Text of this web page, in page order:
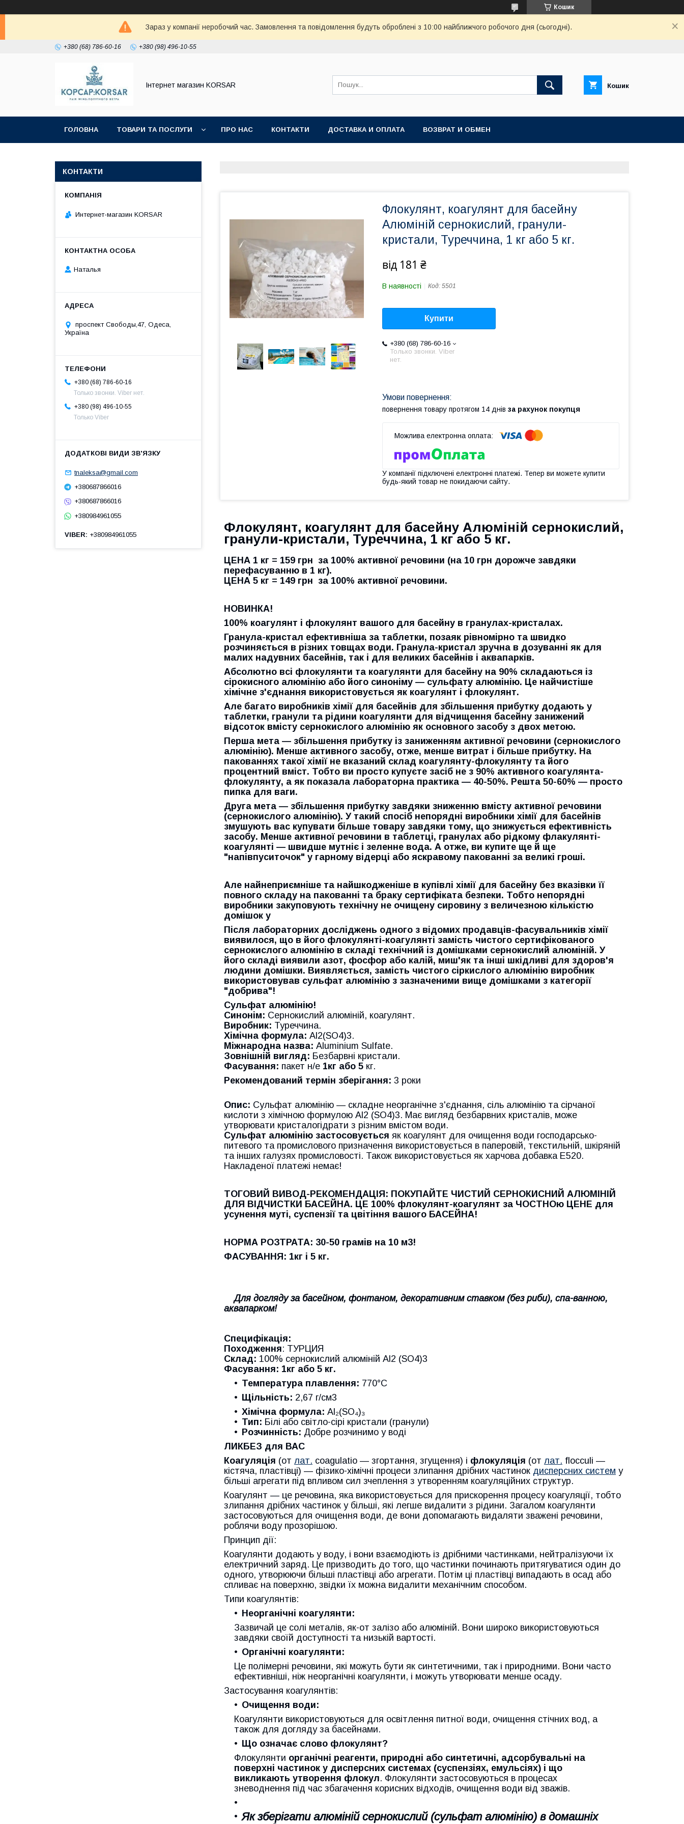
Кошик
Зараз у компанії неробочий час. Замовлення та повідомлення будуть оброблені з 10:00 найближчого робочого дня (сьогодні).
+380 (68) 786-60-16 +380 (98) 496-10-55
Iнтернет магазин KORSAR Кошик
ГОЛОВНА ТОВАРИ ТА ПОСЛУГИ ПРО НАС КОНТАКТИ ДОСТАВКА И ОПЛАТА ВОЗВРАТ И ОБМЕН
Флокулянт, коагулянт для басейну
Алюміній сернокислий, гранули-
кристали, Туреччина, 1 кг або 5 кг.
від 181 ₴
В наявності Код: 5501
Купити
+380 (68) 786-60-16
Только звонки. Viber
нет.
повернення товару протягом 14 днів за рахунок покупця
У компанії підключені електронні платежі. Тепер ви можете купити
будь-який товар не покидаючи сайту.
Флокулянт, коагулянт для басейну Алюміній сернокислий,
гранули-кристали, Туреччина, 1 кг або 5 кг.
ЦЕНА 1 кг = 159 грн за 100% активної речовини (на 10 грн дорожче завдяки
перефасуванню в 1 кг).
ЦЕНА 5 кг = 149 грн за 100% активної речовини.
НОВИНКА!
100% коагулянт і флокулянт вашого для басейну в гранулах-кристалах.
Гранула-кристал ефективніша за таблетки, позаяк рівномірно та швидко
розчиняється в різних товщах води. Гранула-кристал зручна в дозуванні як для
малих надувних басейнів, так і для великих басейнів і аквапарків.
Абсолютно всі флокулянти та коагулянти для басейну на 90% складаються із
сірокисного алюмінію або його синоніму — сульфату алюмінію. Це найчистіше
хімічне з'єднання використовується як коагулянт і флокулянт.
Але багато виробників хімії для басейнів для збільшення прибутку додають у
таблетки, гранули та рідини коагулянти для відчищення басейну занижений
відсоток вмісту сернокислого алюмінію як основного засобу з двох метою.
Перша мета — збільшення прибутку із заниженням активної речовини (сернокислого
алюмінію). Менше активного засобу, отже, менше витрат і більше прибутку. На
пакованнях такої хімії не вказаний склад коагулянту-флокулянту та його
процентний вміст. Тобто ви просто купуєте засіб не з 90% активного коагулянта-
флокулянту, а як показала лабораторна практика — 40-50%. Решта 50-60% — просто
пипка для ваги.
Друга мета — збільшення прибутку завдяки зниженню вмісту активної речовини
(сернокислого алюмінію). У такий спосіб непорядні виробники хімії для басейнів
змушують вас купувати більше товару завдяки тому, що знижується ефективність
засобу. Менше активної речовини в таблетці, гранулах або рідкому флакулянті-
коагулянті — швидше мутніє і зеленне вода. А отже, ви купите ще й ще
"напівпуситочок" у гарному відерці або яскравому пакованні за великі гроші.
Але найнеприємніше та найшкодженіше в купівлі хімії для басейну без вказівки її
повного складу на пакованні та браку сертифіката безпеки. Тобто непорядні
виробники закуповують технічну не очищену сировину з величезною кількістю
домішок у
Після лабораторних досліджень одного з відомих продавців-фасувальників хімії
виявилося, що в його флокулянті-коагулянті замість чистого сертифікованого
сернокислого алюмінію в складі технічний із домішками сернокислий алюміній. У
його складі виявили азот, фосфор або калій, миш'як та інші шкідливі для здоров'я
людини домішки. Виявляється, замість чистого сіркислого алюмінію виробник
використовував сульфат алюмінію з зазначеними вище домішками з категорії
"добрива"!
Сульфат алюмінію!
Синонім: Сернокислий алюміній, коагулянт.
Виробник: Туреччина.
Хімічна формула: Al2(SO4)3.
Міжнародна назва: Aluminium Sulfate.
Зовнішній вигляд: Безбарвні кристали.
Фасування: пакет н/е 1кг або 5 кг.
Рекомендований термін зберігання: 3 роки
Опис: Сульфат алюмінію — складне неорганічне з'єднання, сіль алюмінію та сірчаної
кислоти з хімічною формулою Al2 (SO4)3. Має вигляд безбарвних кристалів, може
утворювати кристалогідрати з різним вмістом води.
Сульфат алюмінію застосовується як коагулянт для очищення води господарсько-
питевого та промислового призначення використовується в паперовій, текстильній, шкіряній
та інших галузях промисловості. Також використовується як харчова добавка E520.
Накладеної платежі немає!
ТОГОВИЙ ВИВОД-РЕКОМЕНДАЦІЯ: ПОКУПАЙТЕ ЧИСТИЙ СЕРНОКИСНИЙ АЛЮМІНІЙ
ДЛЯ ВІДЧИСТКИ БАСЕЙНА. ЦЕ 100% флокулянт-коагулянт за ЧОСТНОю ЦЕНЕ для
усунення муті, суспензії та цвітіння вашого БАСЕЙНА!
НОРМА РОЗТРАТА: 30-50 грамів на 10 м3!
ФАСУВАННЯ: 1кг і 5 кг.
Для догляду за басейном, фонтаном, декоративним ставком (без риби), спа-ванною,
аквапарком!
Специфікація:
Походження: ТУРЦИЯ
Склад: 100% сернокислий алюміній Al2 (SO4)3
Фасування: 1кг або 5 кг.
Температура плавлення: 770°C
Щільність: 2,67 г/см3
Хімічна формула: Al₂(SO₄)₃
Тип: Білі або світло-сірі кристали (гранули)
Розчинність: Добре розчинимо у воді
ЛИКБЕЗ для ВАС
Коагуляція (от лат. coagulatio — згортання, згущення) і флокуляція (от лат. flocculi —
кістяча, пластівці) — фізико-хімічні процеси злипання дрібних частинок дисперсних систем у
більші агрегати під впливом сил зчеплення з утворенням коагуляційних структур.
Коагулянт — це речовина, яка використовується для прискорення процесу коагуляції, тобто
злипання дрібних частинок у більші, які легше видалити з рідини. Загалом коагулянти
застосовуються для очищення води, де вони допомагають видаляти зважені речовини,
роблячи воду прозорішою.
Принцип дії:
Коагулянти додають у воду, і вони взаємодіють із дрібними частинками, нейтралізуючи їх
електричний заряд. Це призводить до того, що частинки починають притягуватися один до
одного, утворюючи більші пластівці або агрегати. Потім ці пластівці випадають в осад або
спливає на поверхню, звідки їх можна видалити механічним способом.
Типи коагулянтів:
Неорганічні коагулянти:
Зазвичай це солі металів, як-от залізо або алюміній. Вони широко використовуються
завдяки своїй доступності та низькій вартості.
Органічні коагулянти:
Це полімерні речовини, які можуть бути як синтетичними, так і природними. Вони часто
ефективніші, ніж неорганічні коагулянти, і можуть утворювати менше осаду.
Застосування коагулянтів:
Очищення води:
Коагулянти використовуються для освітлення питної води, очищення стічних вод, а
також для догляду за басейнами.
Що означає слово флокулянт?
Флокулянти органічні реагенти, природні або синтетичні, адсорбувальні на
поверхні частинок у дисперсних системах (суспензіях, емульсіях) і що
викликають утворення флокул. Флокулянти застосовуються в процесах
зневоднення під час збагачення корисних відходів, очищення води від зважів.
Як зберігати алюміній сернокислий (сульфат алюмінію) в домашніх
КОНТАКТИ
Интернет-магазин KORSAR
Наталья
проспект Свободы,47, Одеса,
Україна
+380 (68) 786-60-16
Только звонки. Viber нет.
+380 (98) 496-10-55
Только Viber
tnaleksa@gmail.com
+380687866016
+380687866016
+380984961055
VIBER +380984961055